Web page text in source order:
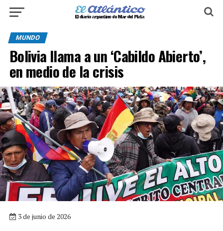
MUNDO
Bolivia llama a un ‘Cabildo Abierto’,
en medio de la crisis
3 de junio de 2026